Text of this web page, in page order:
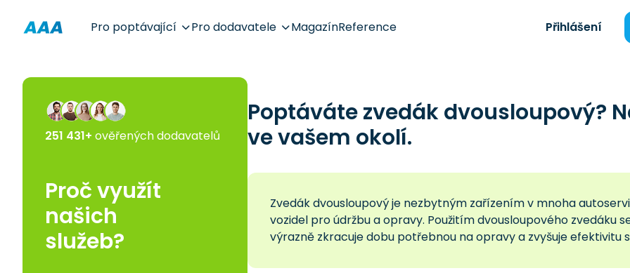
Pro poptávající Pro dodavatele MagazínReference Přihlášení
Poptáváte zvedák dvousloupový?
ve vašem okolí.
Zvedák dvousloupový je nezbytným zařízením v mnoha
vozidel pro údržbu a opravy. Použitím dvousloupového zvedáku
výrazně zkracuje dobu potřebnou na opravy a zvyšuje efektivitu
251 431+ ověřených dodavatelů
Proč využít
našich
služeb?